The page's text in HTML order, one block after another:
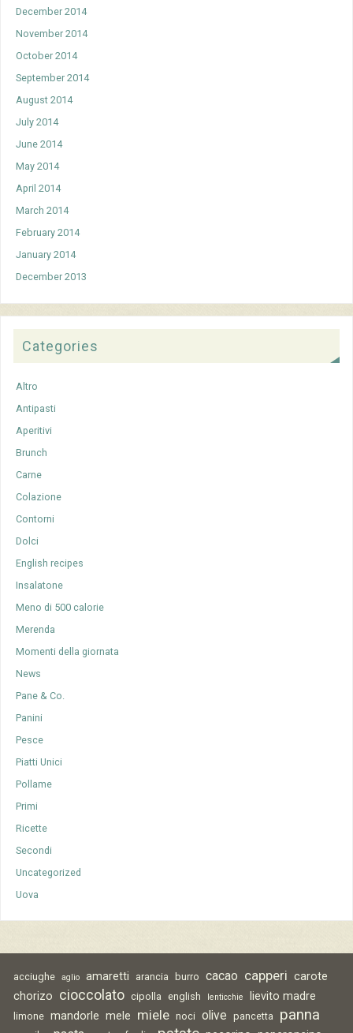
December 2014
November 2014
October 2014
September 2014
August 2014
July 2014
June 2014
May 2014
April 2014
March 2014
February 2014
January 2014
December 2013
Categories
Altro
Antipasti
Aperitivi
Brunch
Carne
Colazione
Contorni
Dolci
English recipes
Insalatone
Meno di 500 calorie
Merenda
Momenti della giornata
News
Pane & Co.
Panini
Pesce
Piatti Unici
Pollame
Primi
Ricette
Secondi
Uncategorized
Uova
acciughe aglio amaretti arancia burro cacao capperi carote
chorizo
cioccolato cipolla english lenticchie lievito madre
limone mandorle mele miele noci olive pancetta panna